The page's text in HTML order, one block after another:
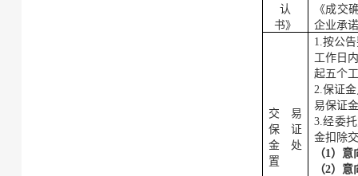
认
书》
《成交
企业承
交易
保证
金处
置
1.按公
工作日
起五个
2.保证
易保证
3.经委
金扣除
（1）意
（2）意